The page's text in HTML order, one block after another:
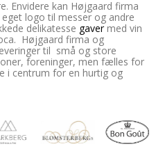
Envidere kan Højgaard firma
logo til messer og andre
delikatesse gavermed vin
Højgaard firma og
til små og store
foreninger, men fælles for
i centrum for en hurtig og